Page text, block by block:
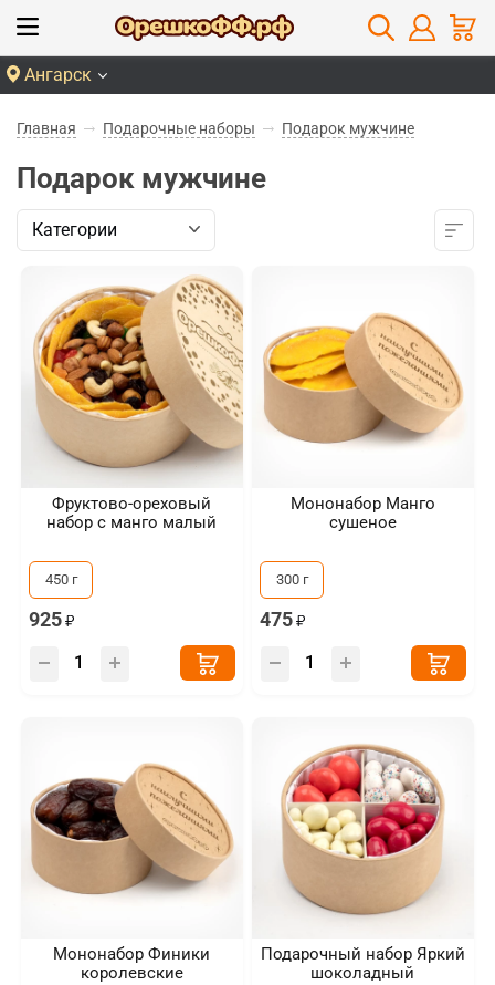
Ангарск
Главная Подарочные наборы Подарок мужчине
Подарок мужчине
Категории
Фруктово-ореховый
набор с манго малый
450 г
925
Мононабор Манго
сушеное
300 г
475
Мононабор Финики
королевские
Подарочный набор Яркий
шоколадный